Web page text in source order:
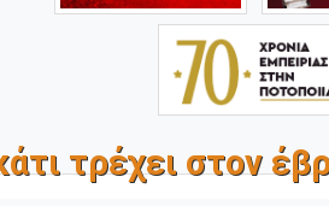
τρέχει στον